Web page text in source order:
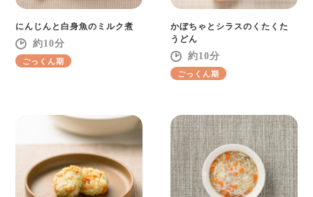
にんじんと白身魚のミルク煮
10
ごっくん期
かぼちゃとシラスのくたくた
うどん
10
ごっくん期